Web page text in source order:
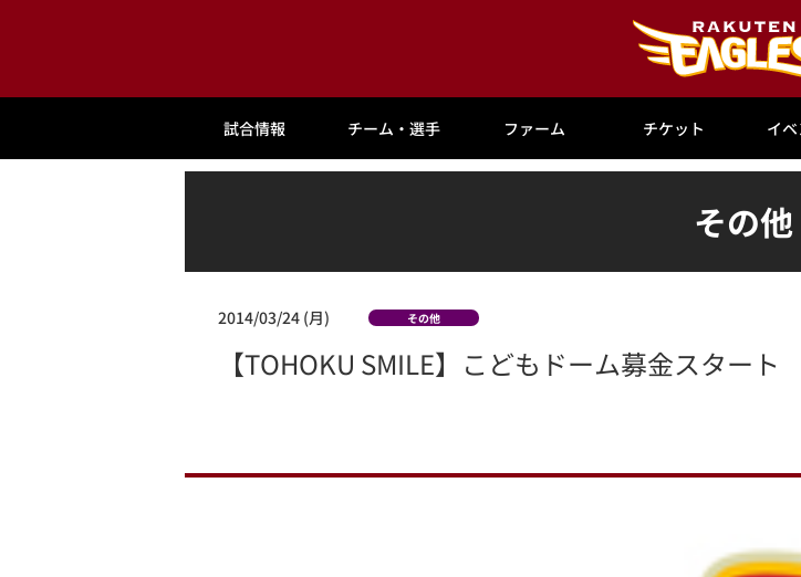
試合情報 チーム・選手 ファーム チケット イ
その他
2014/03/24 (月) その他
【TOHOKU SMILE】こどもドーム募金スタート